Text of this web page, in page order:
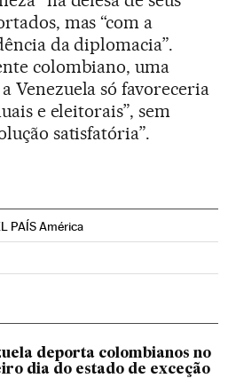
mas “com a
da diplomacia”.
colombiano, uma
Venezuela só favoreceria
e eleitorais”, sem
satisfatória”.
PAÍS América
en Twitter
Brasil en Instagram
País Brasil en Facebook
deporta colombianos no
dia do estado de exceção